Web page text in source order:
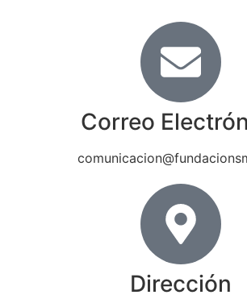
Correo
Dirección